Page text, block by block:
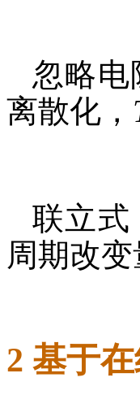
忽略电
离散化，
联立式
周期改变
2 基于